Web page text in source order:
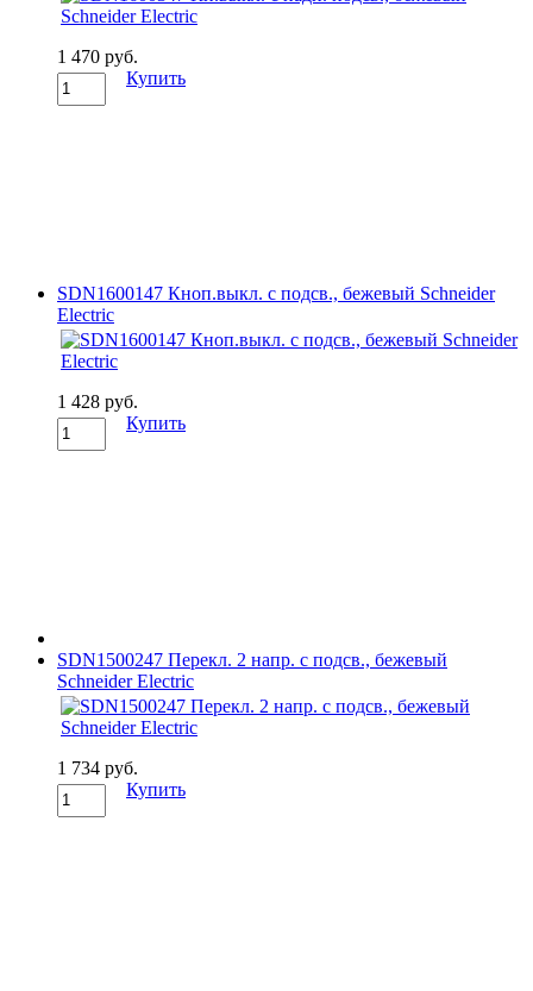
1 470 руб.
Купить
SDN1600147 Кноп.выкл. с подсв., бежевый Schneider
Electric
1 428 руб.
Купить
SDN1500247 Перекл. 2 напр. с подсв., бежевый
Schneider Electric
1 734 руб.
Купить